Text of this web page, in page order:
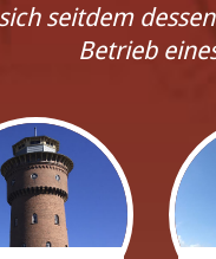
seitdem
Betrieb